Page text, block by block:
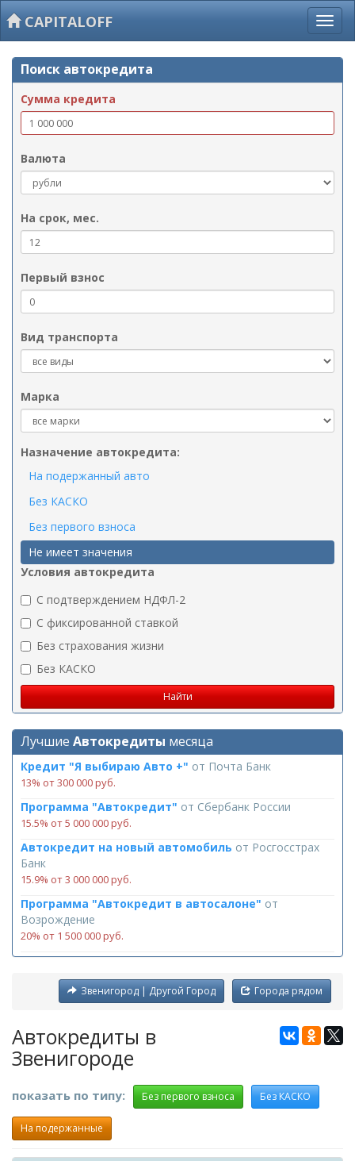
CAPITALOFF
Поиск автокредита
Сумма кредита
Валюта
На срок, мес.
Первый взнос
Вид транспорта
Марка
Назначение автокредита:
На подержанный авто
Без КАСКО
Без первого взноса
Не имеет значения
Условия автокредита
C подтверждением НДФЛ-2
C фиксированной ставкой
Без страхования жизни
Без КАСКО
Лучшие Автокредиты месяца
Кредит "Я выбираю Авто +" от Почта Банк
13% от 300 000 руб.
Программа "Автокредит" от Сбербанк России
15.5% от 5 000 000 руб.
Автокредит на новый автомобиль от Росгосстрах
Банк
15.9% от 3 000 000 руб.
Программа "Автокредит в автосалоне" от
Возрождение
20% от 1 500 000 руб.
Города рядом
Звенигород | Другой Город
Автокредиты в
Звенигороде
показать по типу: Без первого взноса Без КАСКО
На подержанные